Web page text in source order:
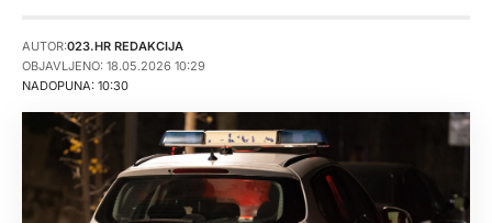
NADOPUNA: 10:30
AUTOR:023.HR REDAKCIJA
OBJAVLJENO: 18.05.2026 10:29